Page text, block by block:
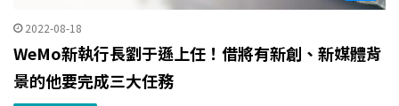
2022-08-18
WeMo新執行長劉于遜上任！借將有新創、新媒體背
景的他要完成三大任務